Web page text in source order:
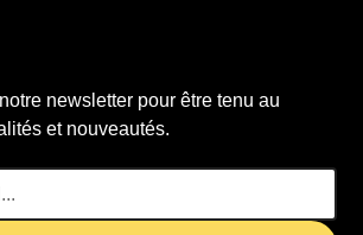
newsletter pour être tenu au
et nouveautés.